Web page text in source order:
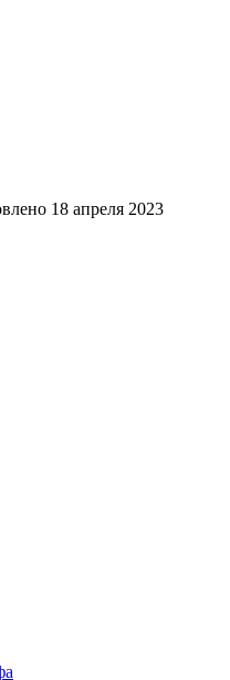
18 апреля 2023